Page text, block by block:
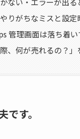
りがちなミスと設定
管理画面は落ち着
際、何が売れるの？
です。